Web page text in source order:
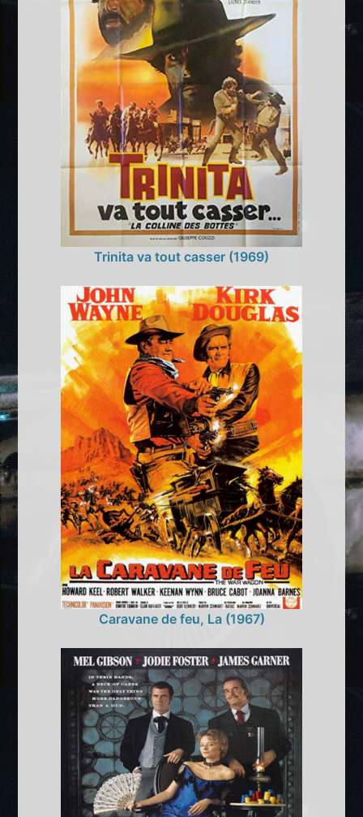
Trinita va tout casser (1969)
Caravane de feu, La (1967)